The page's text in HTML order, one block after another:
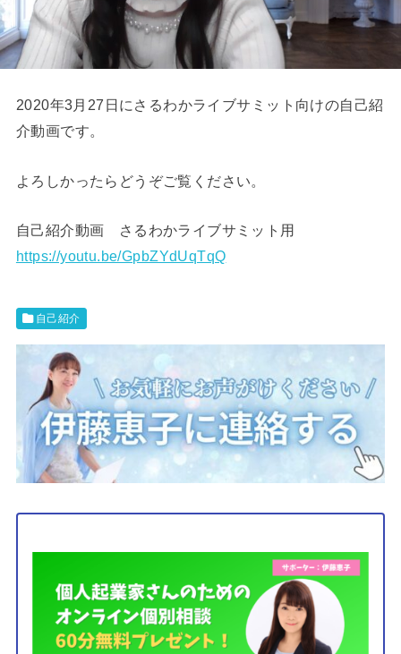
2020年3月27日にさるわかライブサミット向けの自己紹
介動画です。
よろしかったらどうぞご覧ください。
自己紹介動画 さるわかライブサミット用
https://youtu.be/GpbZYdUqTqQ
自己紹介